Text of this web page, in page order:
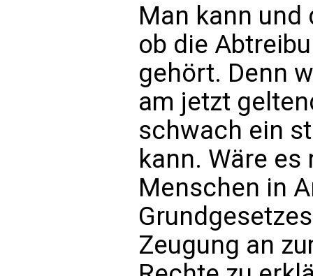
Man kann und
ob die
gehört. Denn
am jetzt
schwach ein
kann. Wäre
Menschen in
Zeugung an